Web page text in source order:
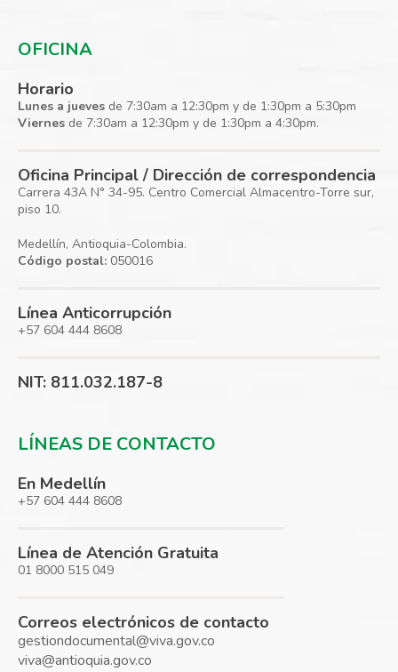
OFICINA
Horario
Lunes a jueves de 7:30am a 12:30pm y de 1:30pm a 5:30pm
Viernes de 7:30am a 12:30pm y de 1:30pm a 4:30pm.
Oficina Principal / Dirección de correspondencia
Carrera 43A N° 34-95. Centro Comercial Almacentro-Torre sur,
piso 10.
Medellín, Antioquia-Colombia.
Código postal: 050016
Línea Anticorrupción
+57 604 444 8608
NIT: 811.032.187-8
LÍNEAS DE CONTACTO
En Medellín
+57 604 444 8608
Línea de Atención Gratuita
01 8000 515 049
Correos electrónicos de contacto
gestiondocumental@viva.gov.co
viva@antioquia.gov.co